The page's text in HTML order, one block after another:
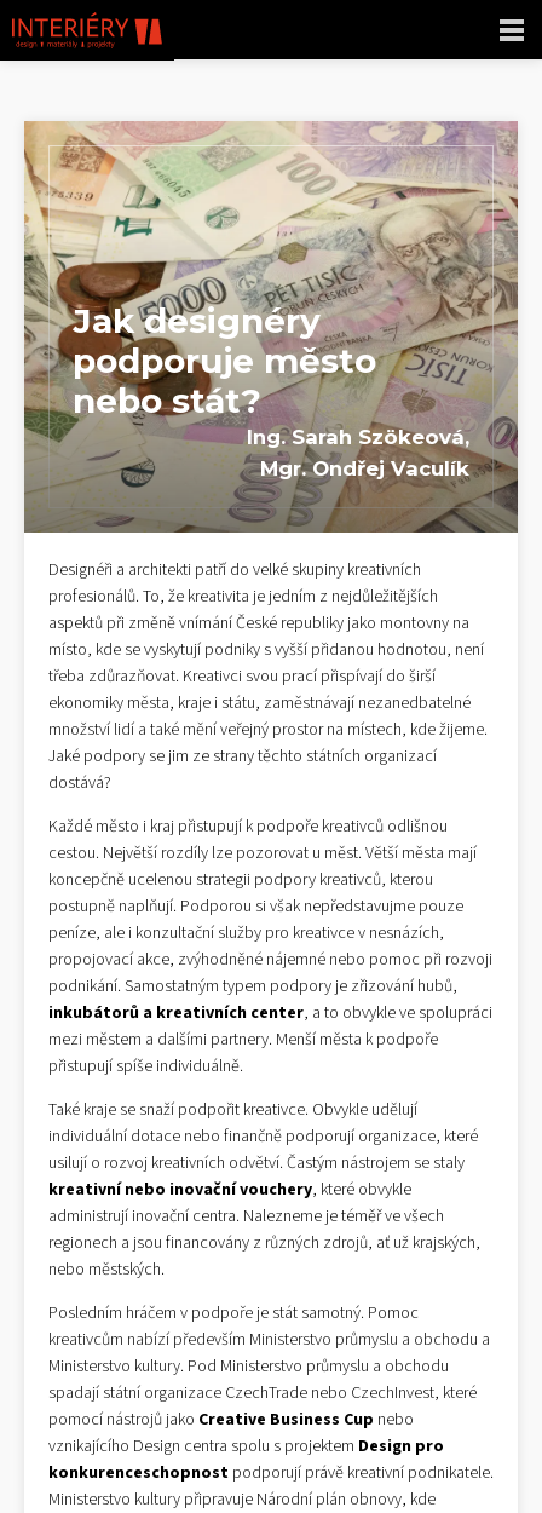
Jak designéry
podporuje město
nebo stát?
Ing. Sarah Szökeová,
Mgr. Ondřej Vaculík
Designéři a architekti patří do velké skupiny kreativních
profesionálů. To, že kreativita je jedním z nejdůležitějších
aspektů při změně vnímání České republiky jako montovny na
místo, kde se vyskytují podniky s vyšší přidanou hodnotou, není
třeba zdůrazňovat. Kreativci svou prací přispívají do širší
ekonomiky města, kraje i státu, zaměstnávají nezanedbatelné
množství lidí a také mění veřejný prostor na místech, kde žijeme.
Jaké podpory se jim ze strany těchto státních organizací
dostává?
Každé město i kraj přistupují k podpoře kreativců odlišnou
cestou. Největší rozdíly lze pozorovat u měst. Větší města mají
koncepčně ucelenou strategii podpory kreativců, kterou
postupně naplňují. Podporou si však nepředstavujme pouze
peníze, ale i konzultační služby pro kreativce v nesnázích,
propojovací akce, zvýhodněné nájemné nebo pomoc při rozvoji
podnikání. Samostatným typem podpory je zřizování hubů,
inkubátorů a kreativních center, a to obvykle ve spolupráci
mezi městem a dalšími partnery. Menší města k podpoře
přistupují spíše individuálně.
Také kraje se snaží podpořit kreativce. Obvykle udělují
individuální dotace nebo finančně podporují organizace, které
usilují o rozvoj kreativních odvětví. Častým nástrojem se staly
kreativní nebo inovační vouchery, které obvykle
administrují inovační centra. Nalezneme je téměř ve všech
regionech a jsou financovány z různých zdrojů, ať už krajských,
nebo městských.
Posledním hráčem v podpoře je stát samotný. Pomoc
kreativcům nabízí především Ministerstvo průmyslu a obchodu a
Ministerstvo kultury. Pod Ministerstvo průmyslu a obchodu
spadají státní organizace CzechTrade nebo CzechInvest, které
pomocí nástrojů jako Creative Business Cup nebo
vznikajícího Design centra spolu s projektem Design pro
konkurenceschopnost podporují právě kreativní podnikatele.
Ministerstvo kultury připravuje Národní plán obnovy, kde